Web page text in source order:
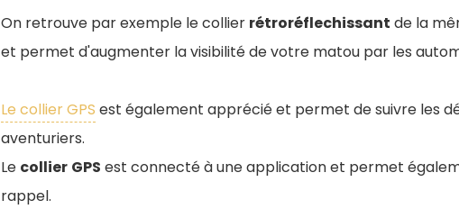
On retrouve par exemple le collier rétroréflechissant de la
et permet d'augmenter la visibilité de votre matou par les
Le collier GPS est également apprécié et permet de suivre les
aventuriers.
Le collier GPS est connecté à une application et permet
rappel.